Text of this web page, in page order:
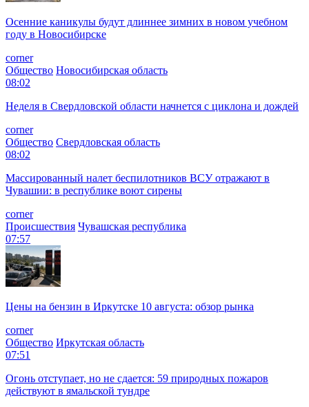
Осенние каникулы будут длиннее зимних в новом учебном
году в Новосибирске
corner
Общество Новосибирская область
08:02
Неделя в Свердловской области начнется с циклона и дождей
corner
Общество Свердловская область
08:02
Массированный налет беспилотников ВСУ отражают в
Чувашии: в республике воют сирены
corner
Происшествия Чувашская республика
07:57
Цены на бензин в Иркутске 10 августа: обзор рынка
corner
Общество Иркутская область
07:51
Огонь отступает, но не сдается: 59 природных пожаров
действуют в ямальской тундре